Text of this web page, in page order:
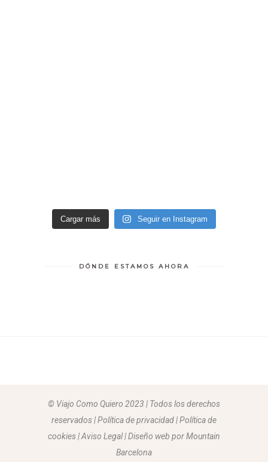
Cargar más Seguir en Instagram
DÓNDE ESTAMOS AHORA
© Viajo Como Quiero 2023 | Todos los derechos
reservados | Política de privacidad | Política de
cookies | Aviso Legal |Diseño web por Mountain
Barcelona